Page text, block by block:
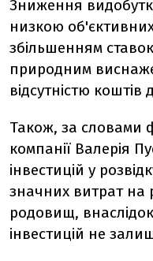
Зниження
низкою
збільшенням
природним
відсутністю
Також, за словами
компанії Валерія
інвестицій у
значних витрат на
родовищ,
інвестицій не